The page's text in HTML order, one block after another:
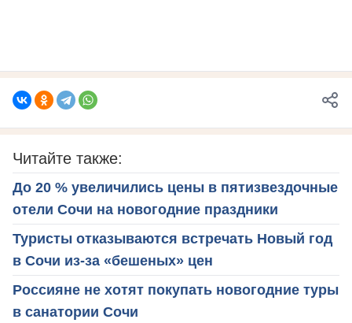
Читайте также:
До 20 % увеличились цены в пятизвездочные
отели Сочи на новогодние праздники
Туристы отказываются встречать Новый год
в Сочи из-за «бешеных» цен
Россияне не хотят покупать новогодние туры
в санатории Сочи